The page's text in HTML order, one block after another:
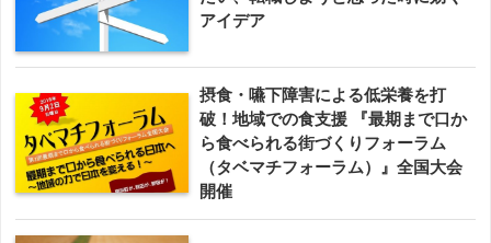
アイデア
摂食・嚥下障害による低栄養を打
破！地域での食支援 『最期まで口か
ら食べられる街づくりフォーラム
（タベマチフォーラム）』全国大会
開催